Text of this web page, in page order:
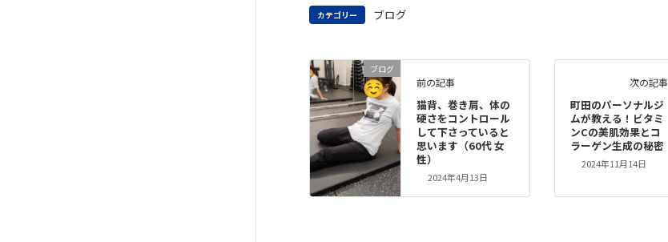
カテゴリー ブログ
ブログ
前の記事
猫背、巻き肩、体の
硬さをコントロール
して下さっていると
思います（60代 女
性）
2024年4月13日
次の記事
町田のパーソナルジ
ムが教える！ビタミ
ンCの美肌効果とコ
ラーゲン生成の秘密
2024年11月14日